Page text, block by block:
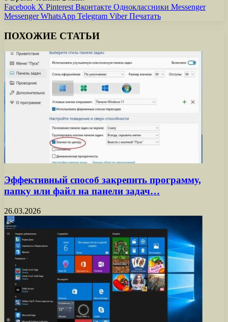
Facebook X Pinterest Вконтакте Одноклассники Messenger
Messenger WhatsApp Telegram Viber Печатать
ПОХОЖИЕ СТАТЬИ
Эффективный способ закрепить программу,
папку или файл на панели задач…
26.03.2026